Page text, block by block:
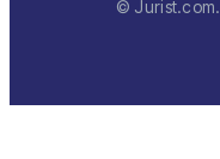
© Jurist.com.